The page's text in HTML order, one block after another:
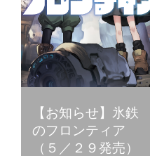
【お知らせ】氷鉄
のフロンティア
（５／２９発売）